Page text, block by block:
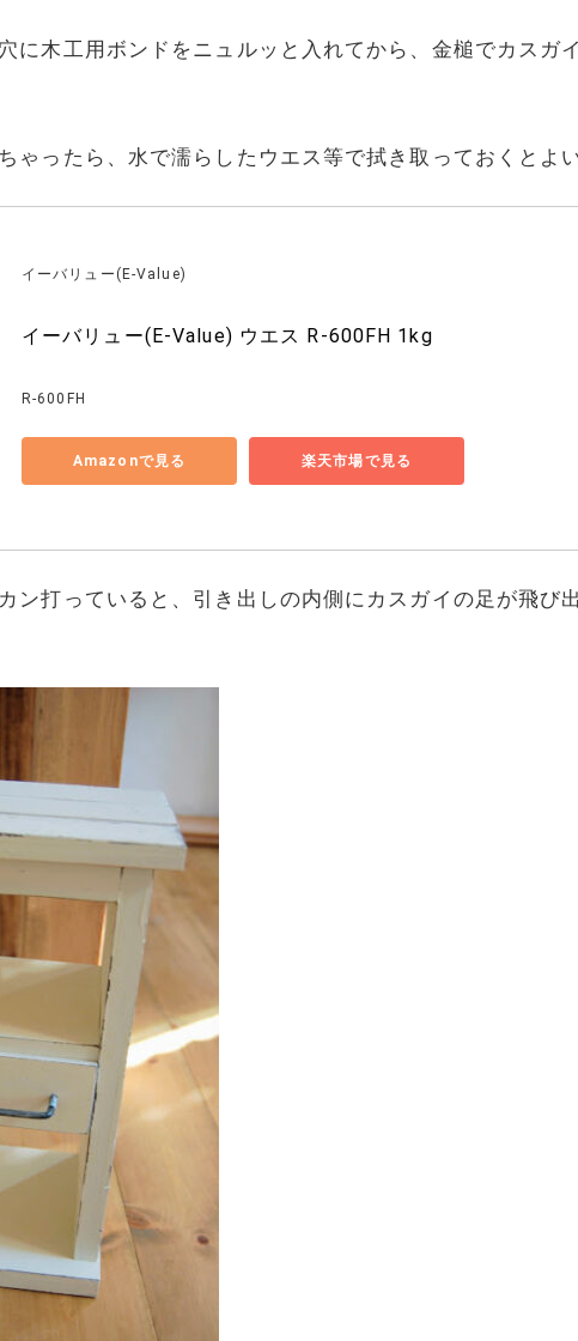
に木工用ボンドをニュルッと入れてから、金槌でカスガ
ゃったら、水で濡らしたウエス等で拭き取っておくとよ
イーバリュー(E-Value)
イーバリュー(E-Value) ウエス R-600FH 1kg
R-600FH
Amazonで見る 楽天市場で見る
ン打っていると、引き出しの内側にカスガイの足が飛び